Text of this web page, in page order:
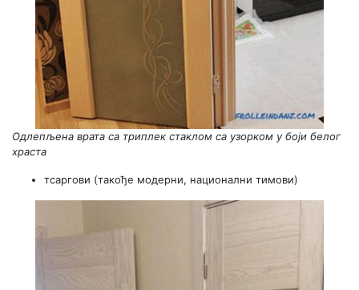
Одлепљена врата са триплек стаклом са узорком у боји белог
храста
тсаргови (такође модерни, национални тимови)